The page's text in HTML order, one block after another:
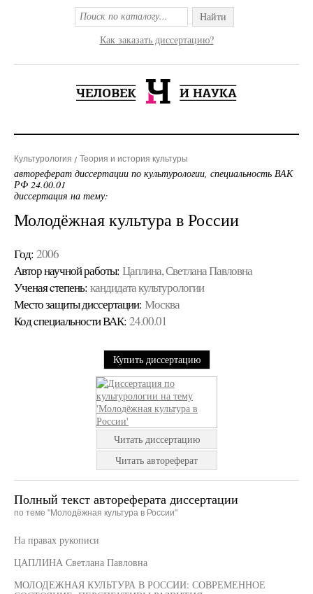
Найти
Как заказать диссертацию?
Культурология Теория и история культуры
автореферат диссертации по культурологии, специальность ВАК
РФ 24.00.01
диссертация на тему:
Молодёжная культура в России
Год: 2006
Автор научной работы: Цаплина, Светлана Павловна
Ученая cтепень: кандидата культурологии
Место защиты диссертации: Москва
Код cпециальности ВАК: 24.00.01
Купить диссертацию
Читать диссертацию
Читать автореферат
Полный текст автореферата диссертации
по теме "Молодёжная культура в России"
На правах рукописи
ЦАПЛИНА Светлана Павловна
МОЛОДЕЖНАЯ КУЛЬТУРА В РОССИИ: СОВРЕМЕННОЕ